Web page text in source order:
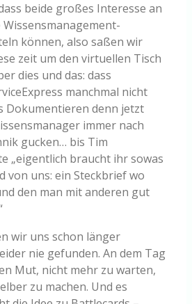
beide großes Interesse an
können, also saßen wir
zeit um den virtuellen Tisch
dies und das: dass
manchmal nicht
Dokumentieren denn jetzt
immer nach
gucken… bis Tim
„eigentlich braucht ihr sowas
von uns: ein Steckbrief wo
den man mit anderen gut
wir uns schon länger
nie gefunden. An dem Tag
Mut, nicht mehr zu warten,
zu machen. Und es